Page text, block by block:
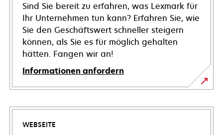
Sind Sie bereit zu erfahren, was Lexmark für
Ihr Unternehmen tun kann? Erfahren Sie, wie
Sie den Geschäftswert schneller steigern
können, als Sie es für möglich gehalten
hätten. Fangen wir an!
Informationen anfordern
WEBSEITE